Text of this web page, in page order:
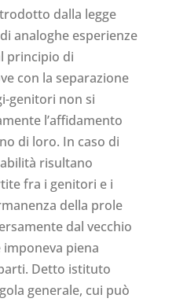
dalla legge
analoghe esperienze
principio di
con la separazione
genitori non si
l’affidamento
di loro. In caso di
risultano
fra i genitori e i
della prole
dal vecchio
piena
Detto istituto
generale, cui può